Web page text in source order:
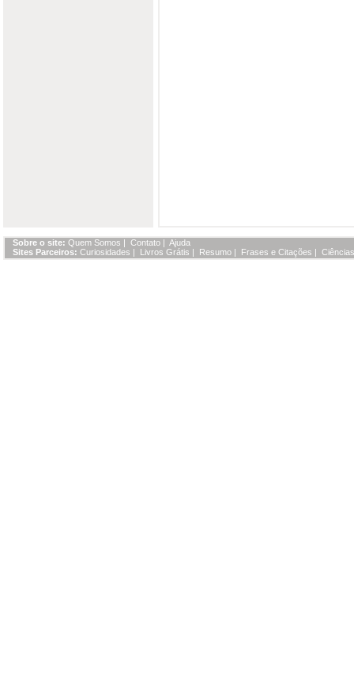
Sobre o site: Quem Somos | Contato | Ajuda
Sites Parceiros: Curiosidades | Livros Grátis | Resumo | Frases e Citações |